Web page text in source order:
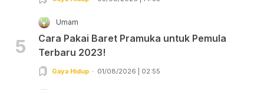
5
Umam
Cara Pakai Baret Pramuka untuk Pemula
Terbaru 2023!
Gaya Hidup 01/08/2026 | 02:55